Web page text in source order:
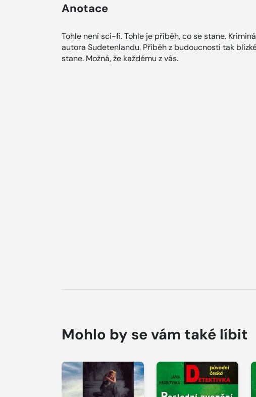
Anotace
Tohle není sci-fi. Tohle je příběh, co se stane.
autora Sudetenlandu. Příběh z budoucnosti tak
stane. Možná, že každému z vás.
Mohlo by se vám také líbit